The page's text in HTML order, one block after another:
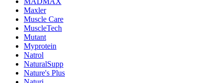
Maxler
Muscle Care
MuscleTech
Mutant
Myprotein
Natrol
NaturalSupp
Nature's Plus